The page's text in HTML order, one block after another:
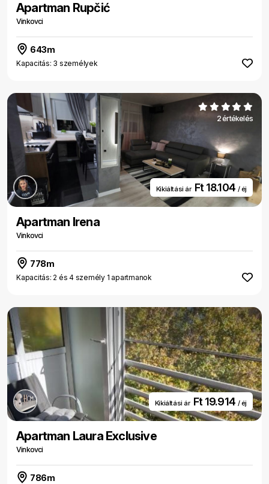
Apartman Rupčić
Vinkovci
643m
Kapacitás: 3 személyek
2 értékelés
Kikiáltási ár Ft 18.104 / éj
Apartman Irena
Vinkovci
778m
Kapacitás: 2 és 4 személy 1 apartmanok
Kikiáltási ár Ft 19.914 / éj
Apartman Laura Exclusive
Vinkovci
786m